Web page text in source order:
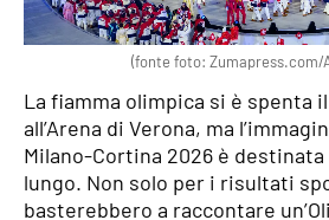
(fonte foto: Zumapress.com/
La fiamma olimpica si è spenta
all’Arena di Verona, ma
Milano-Cortina 2026 è
lungo. Non solo per i risultati
basterebbero a raccontare